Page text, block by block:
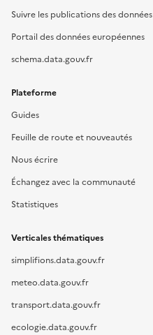
Suivre les publications des données
Portail des données européennes
schema.data.gouv.fr
Plateforme
Guides
Feuille de route et nouveautés
Nous écrire
Échangez avec la communauté
Statistiques
Verticales thématiques
simplifions.data.gouv.fr
meteo.data.gouv.fr
transport.data.gouv.fr
ecologie.data.gouv.fr